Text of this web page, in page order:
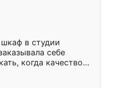
в студии
себе
когда качеством
кухня уже почти